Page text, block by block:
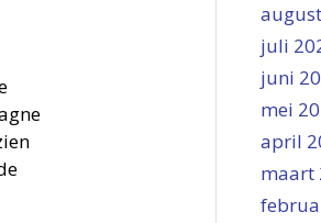
juli
juni
mei
april
maart